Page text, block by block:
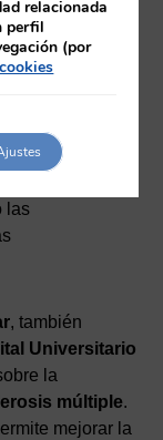
Universitario
lasSecuencias
en
avanzada
y calidad
las
, también
Universitario
la
múltiple.
mejorar la
relacionada
perfil
(por